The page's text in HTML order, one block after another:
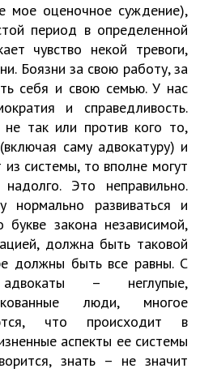
мое оценочное суждение),
период в определенной
чувство некой тревоги,
Боязни за свою работу, за
себя и свою семью. У нас
и справедливость.
так или против кого то,
саму адвокатуру) и
системы, то вполне могут
Это неправильно.
развиваться и
букве закона независимой,
должна быть таковой
должны быть все равны. С
– неглупые,
люди, многое
что происходит в
аспекты ее системы
знать – не значит